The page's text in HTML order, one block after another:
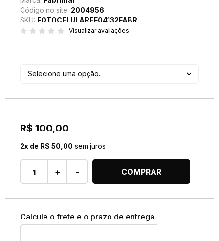
Código no site: 2004956
SKU: FOTOCELULAREF04132FABR
Visualizar avaliações
Selecione uma opção..
R$ 100,00
2x de R$ 50,00 sem juros
+ - COMPRAR
Calcule o frete e o prazo de entrega.